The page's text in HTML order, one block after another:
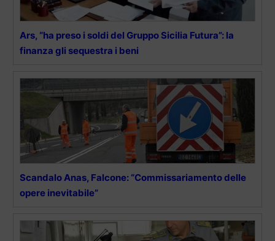
Ars, “ha preso i soldi del Gruppo Sicilia Futura”: la
finanza gli sequestra i beni
Scandalo Anas, Falcone: “Commissariamento delle
opere inevitabile”